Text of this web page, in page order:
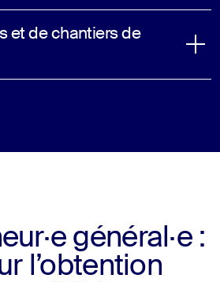
et de chantiers de
général·e :
l’obtention